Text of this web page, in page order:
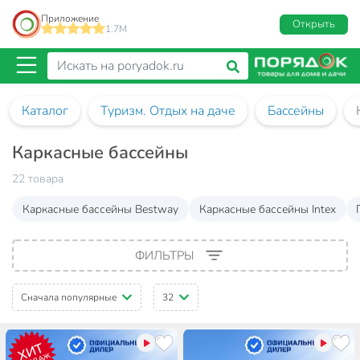
Приложение
1.7M
Открыть
Каталог Туризм. Отдых на даче Бассейны
Каркасные бассейны
22 товара
Каркасные бассейны Bestway
Каркасные бассейны Intex
ФИЛЬТРЫ
Сначала популярные 32
ХИТ